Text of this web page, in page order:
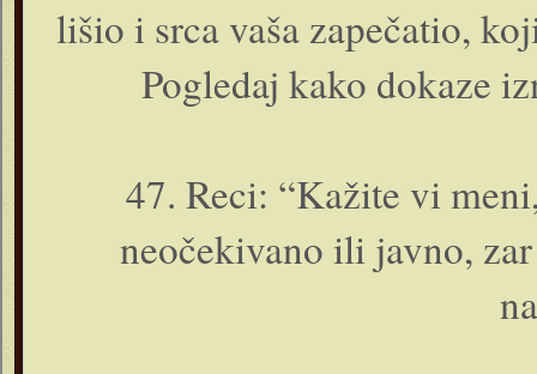
lišio i srca vaša zapečatio,
Pogledaj kako dokaze
47. Reci: “Kažite vi
neočekivano ili javno,